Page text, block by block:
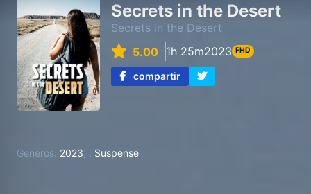
Secrets in the Desert
Secrets in the Desert
5.00
1h 25m2023 FHD
compartir
Generos: 2023 Suspense